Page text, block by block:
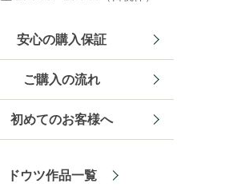
安心の購入保証
ご購入の流れ
初めてのお客様へ
ドウツ作品一覧